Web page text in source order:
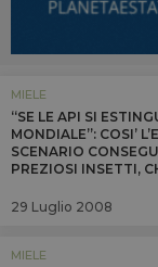
MIELE
“SE LE API SI
MONDIALE”: COSI’
SCENARIO
PREZIOSI INSETTI,
29 Luglio 2008
MIELE